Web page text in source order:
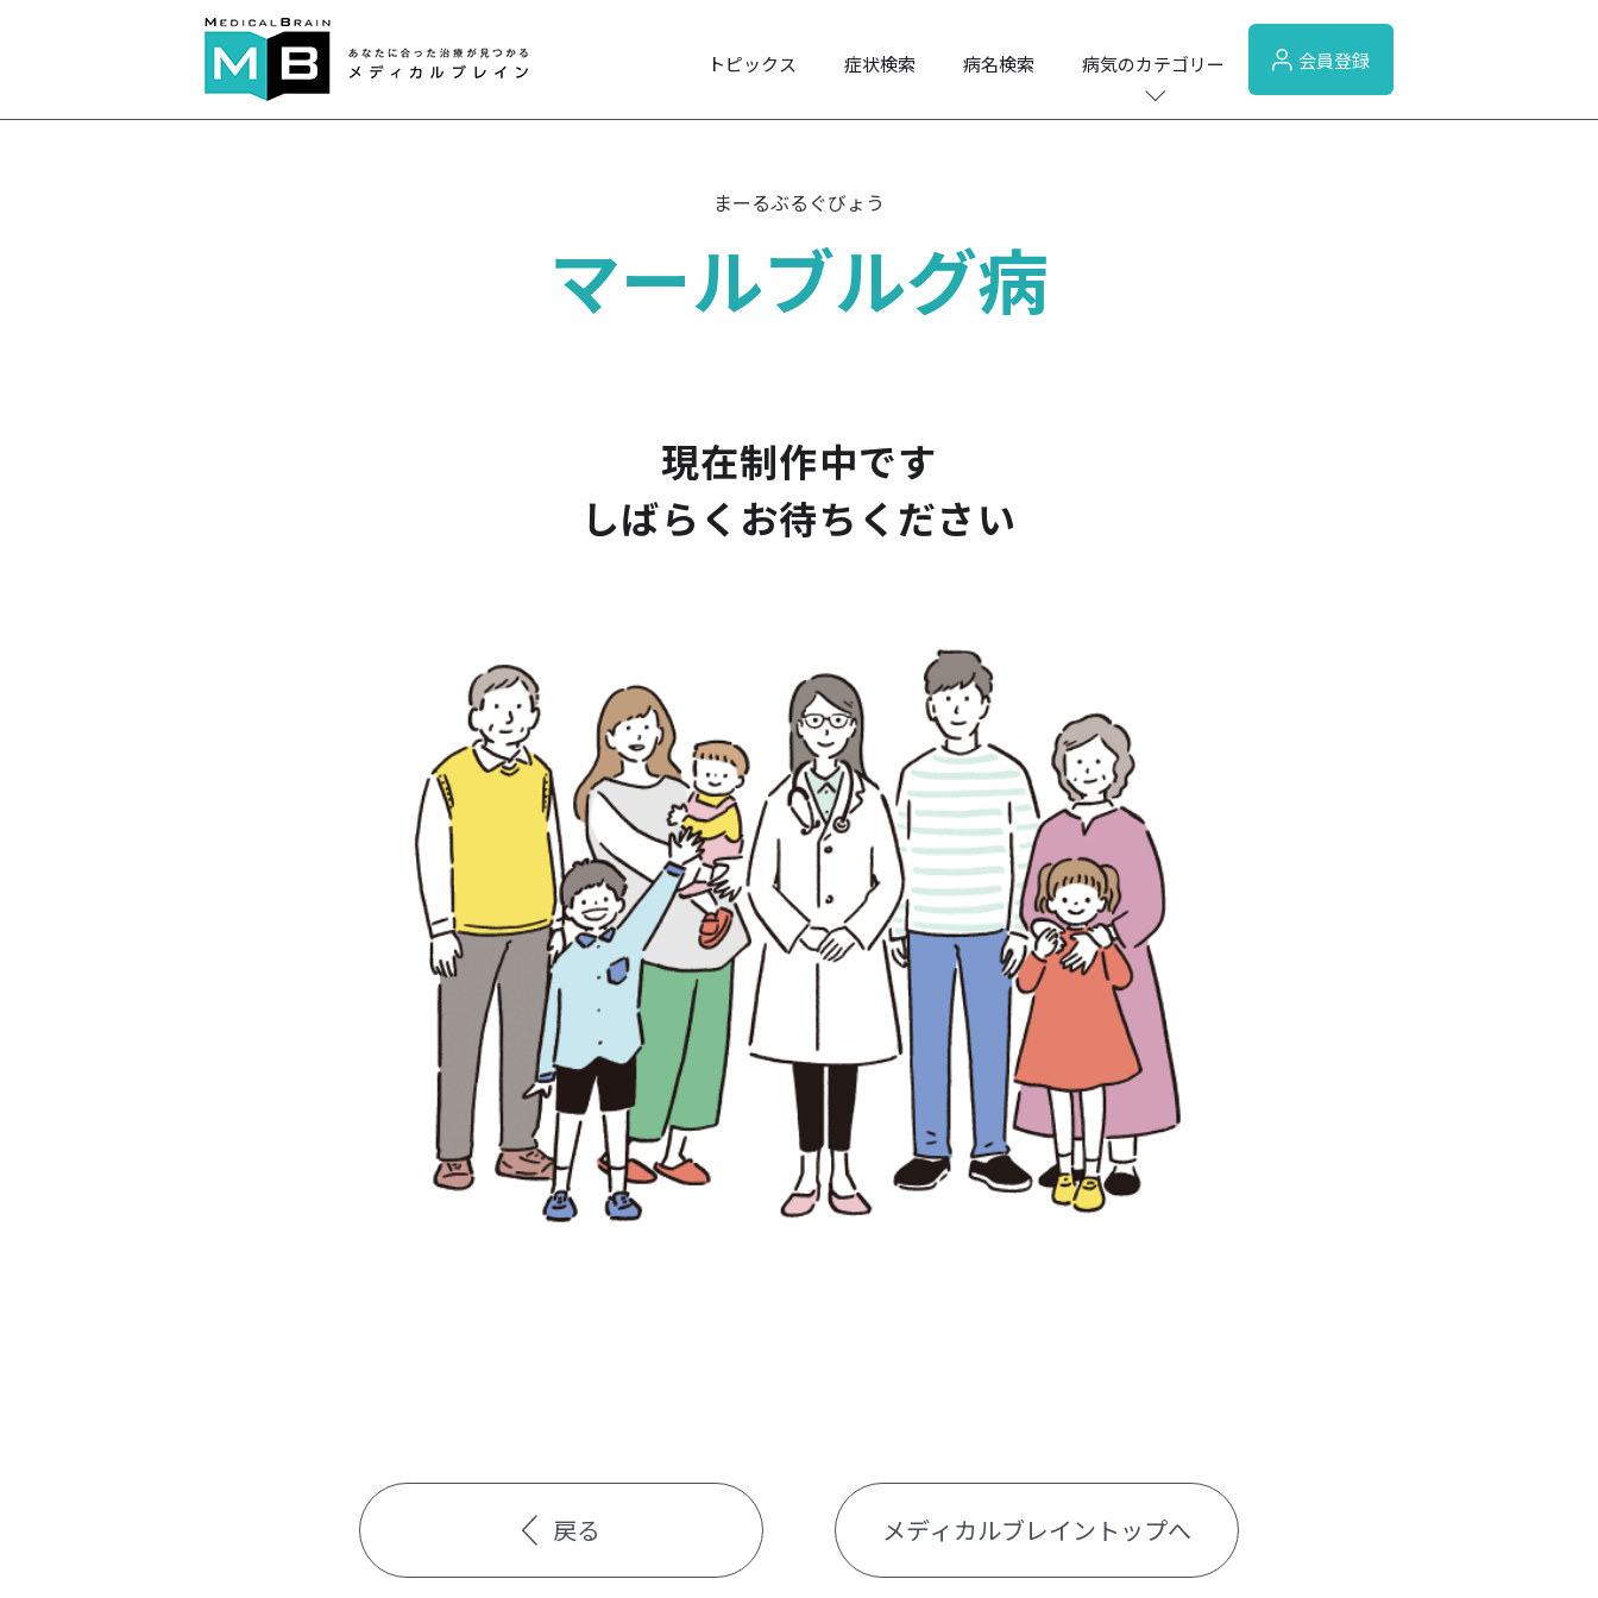
トピックス 症状検索 病名検索 病気のカテゴリー 会員登録
まーるぶるぐびょう
マールブルグ病
現在制作中です
しばらくお待ちください
戻る メディカルブレイントップへ